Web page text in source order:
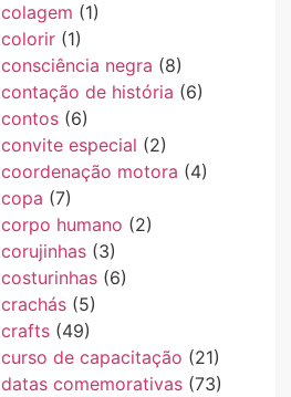
colagem (1)
colorir(1)
consciência negra (8)
contação de história (6)
contos(6)
convite especial (2)
coordenação motora (4)
copa (7)
corpo humano (2)
corujinhas(3)
costurinhas(6)
crachás(5)
crafts(49)
curso de capacitação (21)
datas comemorativas(73)